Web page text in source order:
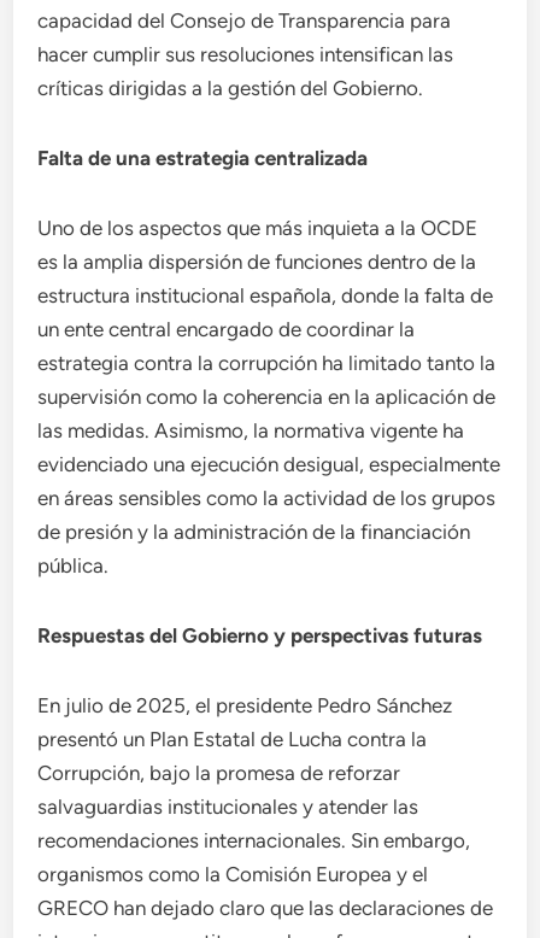
capacidad del Consejo de Transparencia para
hacer cumplir sus resoluciones intensifican las
críticas dirigidas a la gestión del Gobierno.
Falta de una estrategia centralizada
Uno de los aspectos que más inquieta a la OCDE
es la amplia dispersión de funciones dentro de la
estructura institucional española, donde la falta de
un ente central encargado de coordinar la
estrategia contra la corrupción ha limitado tanto la
supervisión como la coherencia en la aplicación de
las medidas. Asimismo, la normativa vigente ha
evidenciado una ejecución desigual, especialmente
en áreas sensibles como la actividad de los grupos
de presión y la administración de la financiación
pública.
Respuestas del Gobierno y perspectivas futuras
En julio de 2025, el presidente Pedro Sánchez
presentó un Plan Estatal de Lucha contra la
Corrupción, bajo la promesa de reforzar
salvaguardias institucionales y atender las
recomendaciones internacionales. Sin embargo,
organismos como la Comisión Europea y el
GRECO han dejado claro que las declaraciones de